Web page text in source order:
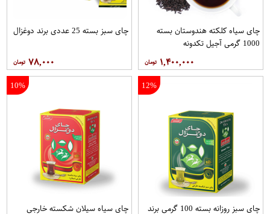
چای سیاه کلکته هندوستان بسته
1000 گرمی آجیل تکدونه
۱,۴۰۰,۰۰۰
چای سبز بسته 25 عددی برند دوغزال
۷۸,۰۰۰
12%
چای سبز روزانه بسته 100 گرمی برند
10%
چای سیاه سیلان شکسته خارجی